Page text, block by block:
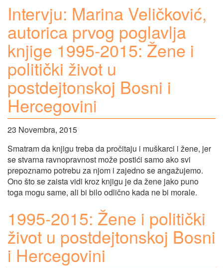
Intervju: Marina Veličković,
autorica prvog poglavlja
knjige 1995-2015: Žene i
politički život u
postdejtonskoj Bosni i
Hercegovini
23 Novembra, 2015
Smatram da knjigu treba da pročitaju i muškarci i žene, jer
se stvarna ravnopravnost može postići samo ako svi
prepoznamo potrebu za njom i zajedno se angažujemo.
Ono što se zaista vidi kroz knjigu je da žene jako puno
toga mogu same, ali bi bilo odlično kada ne bi morale.
1995-2015: Žene i politički
život u postdejtonskoj Bosni
i Hercegovini